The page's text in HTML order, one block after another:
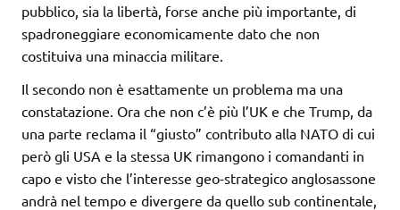
pubblico, sia la libertà, forse anche più importante, di
spadroneggiare economicamente dato che non
costituiva una minaccia militare.
Il secondo non è esattamente un problema ma una
constatazione. Ora che non c’è più l’UK e che Trump, da
una parte reclama il “giusto” contributo alla NATO di cui
però gli USA e la stessa UK rimangono i comandanti in
capo e visto che l’interesse geo-strategico anglosassone
andrà nel tempo e divergere da quello sub continentale,